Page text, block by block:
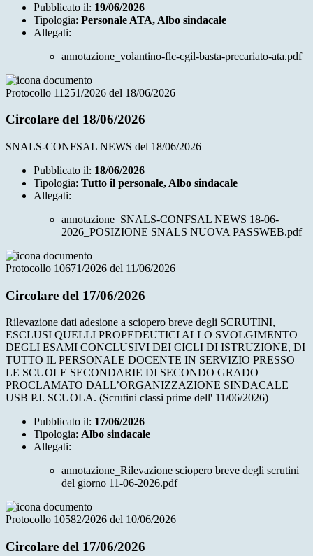
Pubblicato il: 19/06/2026
Tipologia: Personale ATA, Albo sindacale
Allegati:
annotazione_volantino-flc-cgil-basta-precariato-ata.pdf
Protocollo 11251/2026 del 18/06/2026
Circolare del 18/06/2026
SNALS-CONFSAL NEWS del 18/06/2026
Pubblicato il: 18/06/2026
Tipologia: Tutto il personale, Albo sindacale
Allegati:
annotazione_SNALS-CONFSAL NEWS 18-06-
2026_POSIZIONE SNALS NUOVA PASSWEB.pdf
Protocollo 10671/2026 del 11/06/2026
Circolare del 17/06/2026
Rilevazione dati adesione a sciopero breve degli SCRUTINI,
ESCLUSI QUELLI PROPEDEUTICI ALLO SVOLGIMENTO
DEGLI ESAMI CONCLUSIVI DEI CICLI DI ISTRUZIONE, DI
TUTTO IL PERSONALE DOCENTE IN SERVIZIO PRESSO
LE SCUOLE SECONDARIE DI SECONDO GRADO
PROCLAMATO DALL’ORGANIZZAZIONE SINDACALE
USB P.I. SCUOLA. (Scrutini classi prime dell' 11/06/2026)
Pubblicato il: 17/06/2026
Tipologia: Albo sindacale
Allegati:
annotazione_Rilevazione sciopero breve degli scrutini
del giorno 11-06-2026.pdf
Protocollo 10582/2026 del 10/06/2026
Circolare del 17/06/2026